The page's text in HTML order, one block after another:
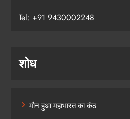
Tel: +91 9430002248
शोध
मौन हुआ महाभारत का कंठ